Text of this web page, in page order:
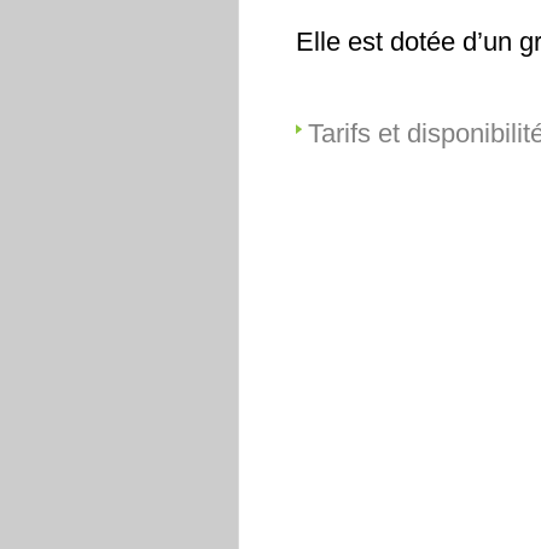
Elle est dotée d’un
Tarifs et